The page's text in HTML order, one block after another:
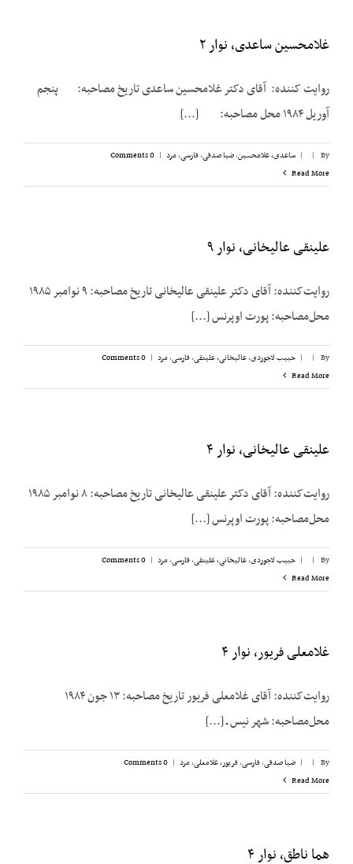
غلامحسین ساعدی، نوار ۲
روایت کننده: آقای دکتر غلامحسین ساعدی تاریخ مصاحبه: پنجم
آوریل ۱۹۸۴ محل مصاحبه: [...]
By
|
| ساعدی، غلامحسین,ضیا صدقی,فارسی,مرد |
0 Comments
Read More
علینقی عالیخانی، نوار ۹
روایت‌کننده: آقای دکتر علینقی عالیخانی تاریخ مصاحبه: ۹ نوامبر ۱۹۸۵
محل‌مصاحبه: پورت اوپرنس [...]
By
|
| حبیب لاجوردی,عالیخانی، علینقی,فارسی,مرد |
0 Comments
Read More
علینقی عالیخانی، نوار ۴
روایت‌کننده: آقای دکتر علینقی عالیخانی تاریخ مصاحبه: ۸ نوامبر ۱۹۸۵
محل‌مصاحبه: پورت اوپرنس [...]
By
|
| حبیب لاجوردی,عالیخانی، علینقی,فارسی,مرد |
0 Comments
Read More
غلامعلی فریور، نوار ۴
روایت‌کننده: آقای غلامعلی فریور تاریخ مصاحبه: ۱۳ جون ۱۹۸۴
محل‌مصاحبه: شهر نیس ـ [...]
By
|
| ضیا صدقی,فارسی,فریور، غلامعلی,مرد |
0 Comments
Read More
هما ناطق، نوار ۴